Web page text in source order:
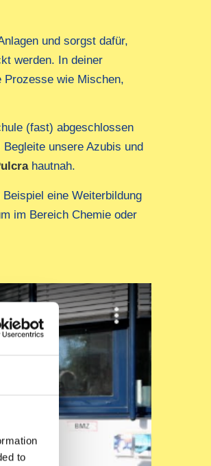
to
und sorgst dafür,
werden. In deiner
Prozesse wie Mischen,
(fast) abgeschlossen
unsere Azubis und
hautnah.
eine Weiterbildung
im Bereich Chemie oder